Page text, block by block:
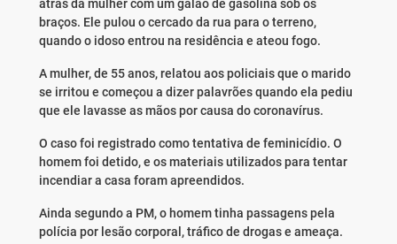
atrás da mulher com um galão de gasolina sob os
braços. Ele pulou o cercado da rua para o terreno,
quando o idoso entrou na residência e ateou fogo.
A mulher, de 55 anos, relatou aos policiais que o marido
se irritou e começou a dizer palavrões quando ela pediu
que ele lavasse as mãos por causa do coronavírus.
O caso foi registrado como tentativa de feminicídio. O
homem foi detido, e os materiais utilizados para tentar
incendiar a casa foram apreendidos.
Ainda segundo a PM, o homem tinha passagens pela
polícia por lesão corporal, tráfico de drogas e ameaça.